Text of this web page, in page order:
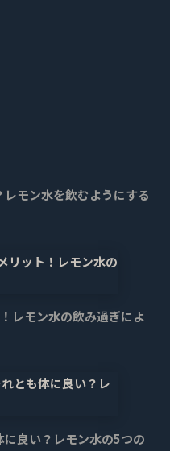
モン水を飲むようにする
レモン水の飲み過ぎによ
良い？レモン水の5つの